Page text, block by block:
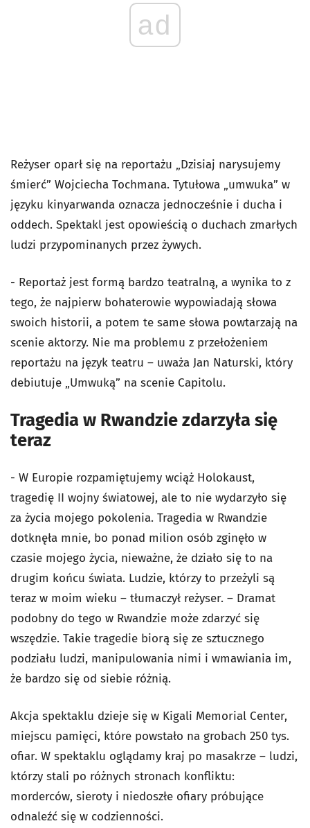
ad
Reżyser oparł się na reportażu „Dzisiaj narysujemy
śmierć” Wojciecha Tochmana. Tytułowa „umwuka” w
języku kinyarwanda oznacza jednocześnie i ducha i
oddech. Spektakl jest opowieścią o duchach zmarłych
ludzi przypominanych przez żywych.
- Reportaż jest formą bardzo teatralną, a wynika to z
tego, że najpierw bohaterowie wypowiadają słowa
swoich historii, a potem te same słowa powtarzają na
scenie aktorzy. Nie ma problemu z przełożeniem
reportażu na język teatru – uważa Jan Naturski, który
debiutuje „Umwuką” na scenie Capitolu.
Tragedia w Rwandzie zdarzyła się
teraz
- W Europie rozpamiętujemy wciąż Holokaust,
tragedię II wojny światowej, ale to nie wydarzyło się
za życia mojego pokolenia. Tragedia w Rwandzie
dotknęła mnie, bo ponad milion osób zginęło w
czasie mojego życia, nieważne, że działo się to na
drugim końcu świata. Ludzie, którzy to przeżyli są
teraz w moim wieku – tłumaczył reżyser. – Dramat
podobny do tego w Rwandzie może zdarzyć się
wszędzie. Takie tragedie biorą się ze sztucznego
podziału ludzi, manipulowania nimi i wmawiania im,
że bardzo się od siebie różnią.
Akcja spektaklu dzieje się w Kigali Memorial Center,
miejscu pamięci, które powstało na grobach 250 tys.
ofiar. W spektaklu oglądamy kraj po masakrze – ludzi,
którzy stali po różnych stronach konfliktu:
morderców, sieroty i niedoszłe ofiary próbujące
odnaleźć się w codzienności.